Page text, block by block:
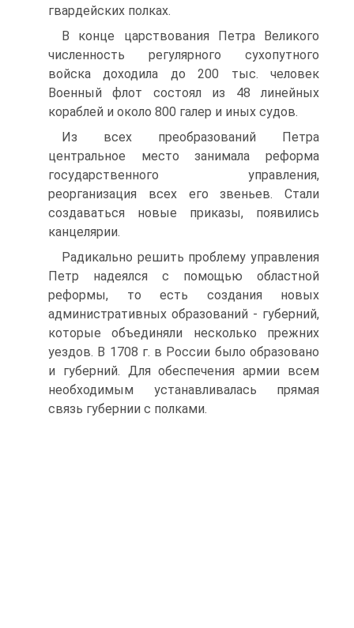
гвардейских полках.
В конце царствования Петра Великого
численность регулярного сухопутного
войска доходила до 200 тыс. человек
Военный флот состоял из 48 линейных
кораблей и около 800 галер и иных судов.
Из всех преобразований Петра
центральное место занимала реформа
государственного управления,
реорганизация всех его звеньев. Стали
создаваться новые приказы, появились
канцелярии.
Радикально решить проблему управления
Петр надеялся с помощью областной
реформы, то есть создания новых
административных образований - губерний,
которые объединяли несколько прежних
уездов. В 1708 г. в России было образовано
и губерний. Для обеспечения армии всем
необходимым устанавливалась прямая
связь губернии с полками.